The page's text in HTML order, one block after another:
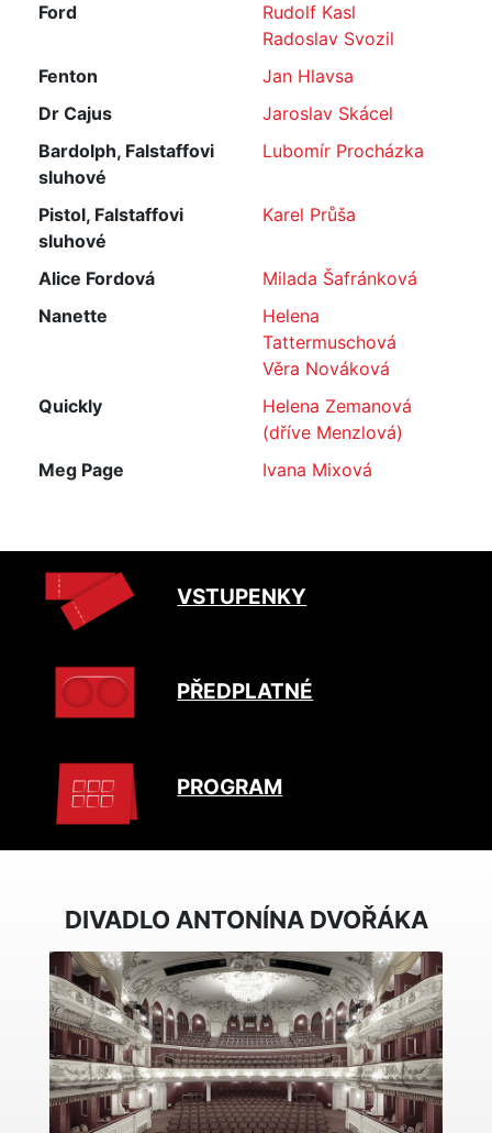
Ford
Rudolf Kasl
Radoslav Svozil
Fenton
Jan Hlavsa
Dr Cajus
Jaroslav Skácel
Bardolph, Falstaffovi
sluhové
Lubomír Procházka
Pistol, Falstaffovi
sluhové
Karel Průša
Alice Fordová
Milada Šafránková
Nanette
Helena
Tattermuschová
Věra Nováková
Quickly
Helena Zemanová
(dříve Menzlová)
Meg Page
Ivana Mixová
VSTUPENKY
PŘEDPLATNÉ
PROGRAM
DIVADLO ANTONÍNA DVOŘÁKA